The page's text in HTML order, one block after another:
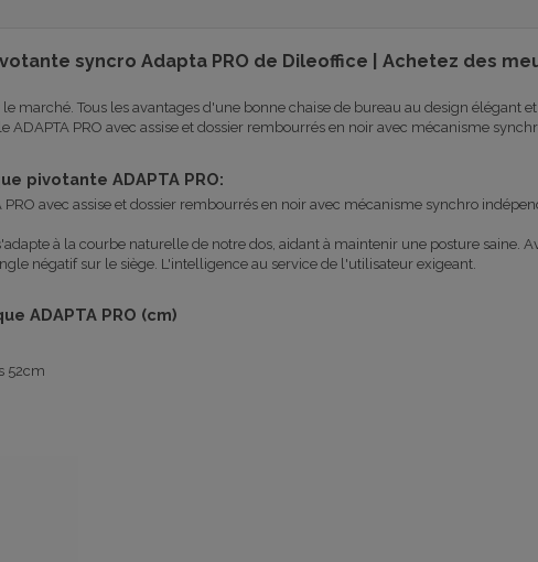
syncro Adapta PRO de Dileoffice | Achetez des
marché. Tous les avantages d'une bonne chaise de bureau au design
PRO avec assise et dossier rembourrés en noir avec mécanisme
pivotante ADAPTA PRO:
avec assise et dossier rembourrés en noir avec mécanisme synchro
à la courbe naturelle de notre dos, aidant à maintenir une posture
négatif sur le siège. L'intelligence au service de l'utilisateur exigeant.
ADAPTA PRO (cm)
52cm